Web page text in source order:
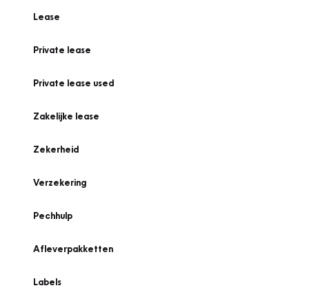
Lease
Private lease
Private lease used
Zakelijke lease
Zekerheid
Verzekering
Pechhulp
Afleverpakketten
Labels